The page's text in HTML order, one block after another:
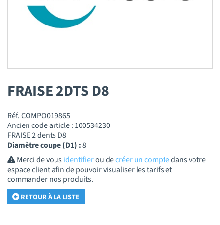
FRAISE 2DTS D8
Réf. COMPO019865
Ancien code article : 100534230
FRAISE 2 dents D8
Diamètre coupe (D1) :8
Merci de vousidentifierou decréer un comptedans votre
espace client afin de pouvoir visualiser les tarifs et
commander nos produits.
RETOUR À LA LISTE